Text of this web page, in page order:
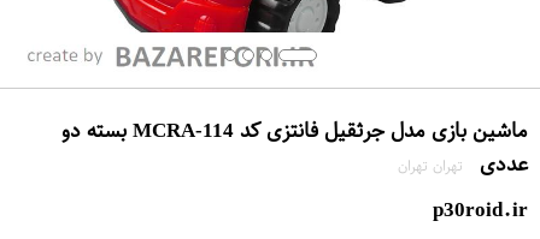
ماشین بازی مدل جرثقیل فانتزی کد MCRA-114 بسته دو
عددی
تهران تهران
p30roid.ir